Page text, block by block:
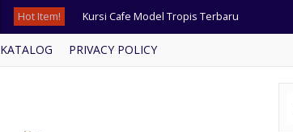
Hot Item! Kursi Cafe Model Tropis Terbaru
Meja Makan Marmer Rangka Besi
KATALOG PRIVACY POLICY